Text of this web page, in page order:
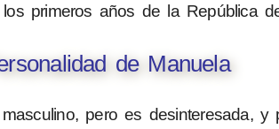
primeros años de la República
de Manuela
pero es desinteresada,